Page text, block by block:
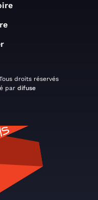
droits réservés
par difuse